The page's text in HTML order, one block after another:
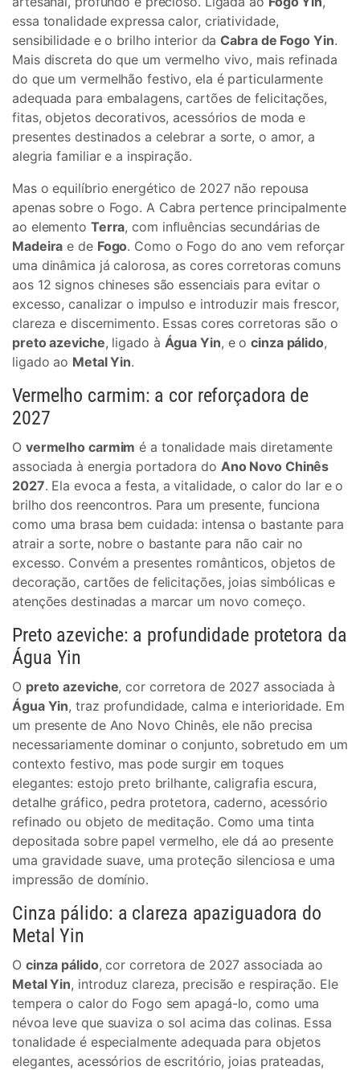
essa tonalidade expressa calor, criatividade,
sensibilidade e o brilho interior daCabra de Fogo Yin.
Mais discreta do que um vermelho vivo, mais refinada
do que um vermelhão festivo, ela é particularmente
adequada para embalagens, cartões de felicitações,
fitas, objetos decorativos, acessórios de moda e
presentes destinados a celebrar a sorte, o amor, a
alegria familiar e a inspiração.
Mas o equilíbrio energético de 2027 não repousa
apenas sobre o Fogo. A Cabra pertence principalmente
ao elemento Terra, com influências secundárias de
Madeira e de Fogo. Como o Fogo do ano vem reforçar
uma dinâmica já calorosa, as cores corretoras comuns
aos 12 signos chineses são essenciais para evitar o
excesso, canalizar o impulso e introduzir mais frescor,
clareza e discernimento. Essas cores corretoras são o
preto azeviche, ligado à Água Yin, e ocinza pálido,
ligado ao Metal Yin.
Vermelho carmim: a cor reforçadora de
2027
O vermelho carmim é a tonalidade mais diretamente
associada à energia portadora do Ano Novo Chinês
2027. Ela evoca a festa, a vitalidade, o calor do lar e o
brilho dos reencontros. Para um presente, funciona
como uma brasa bem cuidada: intensa o bastante para
atrair a sorte, nobre o bastante para não cair no
excesso. Convém a presentes românticos, objetos de
decoração, cartões de felicitações, joias simbólicas e
atenções destinadas a marcar um novo começo.
Preto azeviche: a profundidade protetora da
Água Yin
O preto azeviche, cor corretora de 2027 associada à
Água Yin, traz profundidade, calma e interioridade. Em
um presente de Ano Novo Chinês, ele não precisa
necessariamente dominar o conjunto, sobretudo em um
contexto festivo, mas pode surgir em toques
elegantes: estojo preto brilhante, caligrafia escura,
detalhe gráfico, pedra protetora, caderno, acessório
refinado ou objeto de meditação. Como uma tinta
depositada sobre papel vermelho, ele dá ao presente
uma gravidade suave, uma proteção silenciosa e uma
impressão de domínio.
Cinza pálido: a clareza apaziguadora do
Metal Yin
O cinza pálido, cor corretora de 2027 associada ao
Metal Yin, introduz clareza, precisão e respiração. Ele
tempera o calor do Fogo sem apagá-lo, como uma
névoa leve que suaviza o sol acima das colinas. Essa
tonalidade é especialmente adequada para objetos
elegantes, acessórios de escritório, joias prateadas,